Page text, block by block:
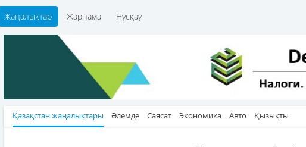
Жаңалықтар Жарнама Нұсқау
Қазақстан жаңалықтары Әлемде Саясат Экономика Авто Қызықты